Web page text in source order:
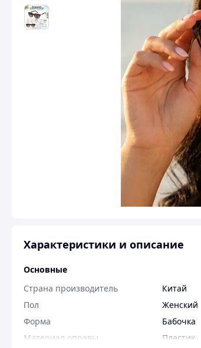
Характеристики и описание
Основные
Страна производитель
Китай
Пол
Женский
Форма
Бабочка
Материал оправы
Пластик